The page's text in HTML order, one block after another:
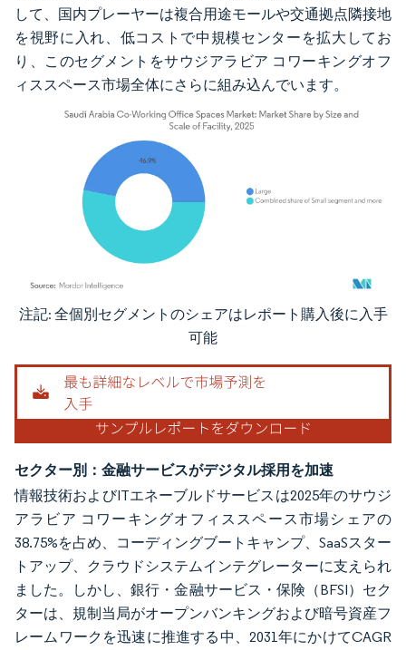
して、国内プレーヤーは複合用途モールや交通拠点隣接地
を視野に入れ、低コストで中規模センターを拡大してお
り、このセグメントをサウジアラビア コワーキングオフ
ィススペース市場全体にさらに組み込んでいます。
画像 © Mordor Intelligence。再利用にはCC BY 4.0の表示が必要です。
注記: 全個別セグメントのシェアはレポート購入後に入手
可能
セクター別：金融サービスがデジタル採用を加速
情報技術およびITエネーブルドサービスは2025年のサウジ
アラビア コワーキングオフィススペース市場シェアの
38.75%を占め、コーディングブートキャンプ、SaaSスター
トアップ、クラウドシステムインテグレーターに支えられ
ました。しかし、銀行・金融サービス・保険（BFSI）セク
ターは、規制当局がオープンバンキングおよび暗号資産フ
レームワークを迅速に推進する中、2031年にかけてCAGR